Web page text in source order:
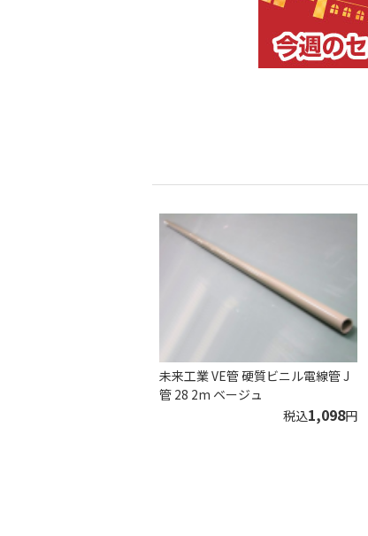
未来工業 VE管 硬質ビニル電線管 J
管 28 2m ベージュ
税込1,098円